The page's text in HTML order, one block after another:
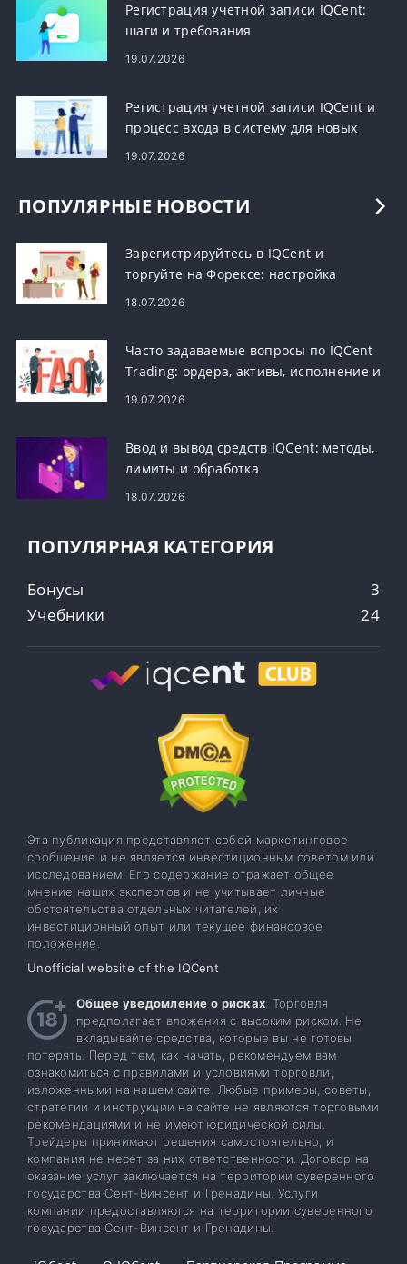
Регистрация учетной записи IQCent:
шаги и требования
19.07.2026
Регистрация учетной записи IQCent и
процесс входа в систему для новых
пользователей
19.07.2026
ПОПУЛЯРНЫЕ НОВОСТИ
Зарегистрируйтесь в IQCent и
торгуйте на Форексе: настройка
учетной записи и рабочий процесс
18.07.2026
Часто задаваемые вопросы по IQCent
Trading: ордера, активы, исполнение и
риски
19.07.2026
Ввод и вывод средств IQCent: методы,
лимиты и обработка
18.07.2026
ПОПУЛЯРНАЯ КАТЕГОРИЯ
Бонусы
3
Учебники
24
Эта публикация представляет собой маркетинговое
сообщение и не является инвестиционным советом или
исследованием. Его содержание отражает общее
мнение наших экспертов и не учитывает личные
обстоятельства отдельных читателей, их
инвестиционный опыт или текущее финансовое
положение.
Unofficial website of the IQCent
Общее уведомление о рисках: Торговля
предполагает вложения с высоким риском. Не
вкладывайте средства, которые вы не готовы
потерять. Перед тем, как начать, рекомендуем вам
ознакомиться с правилами и условиями торговли,
изложенными на нашем сайте. Любые примеры, советы,
стратегии и инструкции на сайте не являются торговыми
рекомендациями и не имеют юридической силы.
Трейдеры принимают решения самостоятельно, и
компания не несет за них ответственности. Договор на
оказание услуг заключается на территории суверенного
государства Сент-Винсент и Гренадины. Услуги
компании предоставляются на территории суверенного
государства Сент-Винсент и Гренадины.